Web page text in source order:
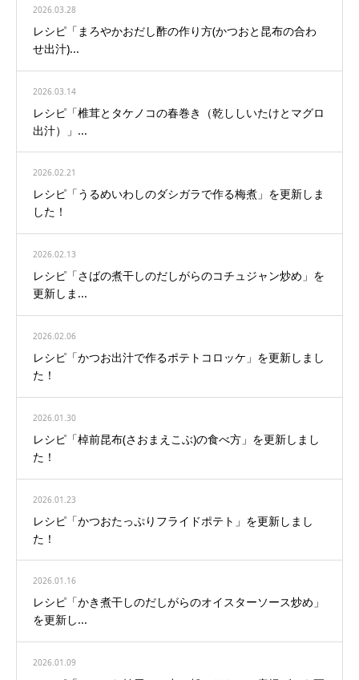
2026.03.28
レシピ「まろやかおだし酢の作り方(かつおと昆布の合わ
せ出汁)...
2026.03.14
レシピ「椎茸とタケノコの春巻き（乾ししいたけとマグロ
出汁）」...
2026.02.21
レシピ「うるめいわしのダシガラで作る梅煮」を更新しま
した！
2026.02.13
レシピ「さばの煮干しのだしがらのコチュジャン炒め」を
更新しま...
2026.02.06
レシピ「かつお出汁で作るポテトコロッケ」を更新しまし
た！
2026.01.30
レシピ「棹前昆布(さおまえこぶ)の食べ方」を更新しまし
た！
2026.01.23
レシピ「かつおたっぷりフライドポテト」を更新しまし
た！
2026.01.16
レシピ「かき煮干しのだしがらのオイスターソース炒め」
を更新し...
2026.01.09